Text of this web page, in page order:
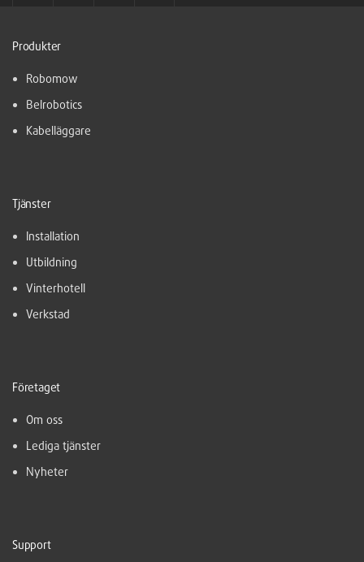
Produkter
Robomow
Belrobotics
Kabelläggare
Tjänster
Installation
Utbildning
Vinterhotell
Verkstad
Företaget
Om oss
Lediga tjänster
Nyheter
Support